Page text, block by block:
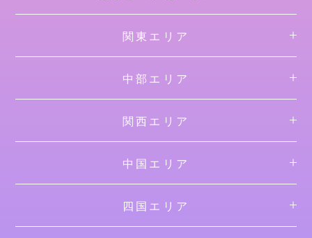
関東エリア
中部エリア
関西エリア
中国エリア
四国エリア